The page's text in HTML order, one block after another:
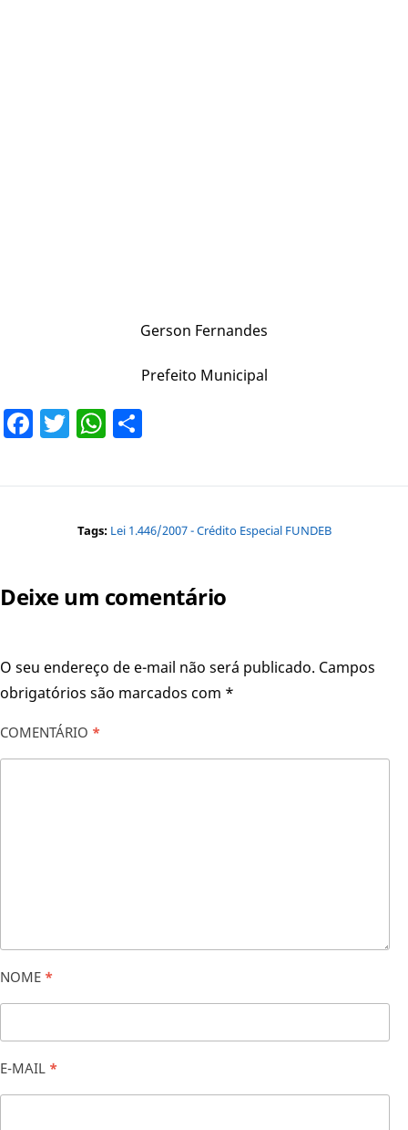
Gerson Fernandes
Prefeito Municipal
Facebook
TwitterWhatsApp
Tags: Lei 1.446/2007 - Crédito Especial FUNDEB
Deixe um comentário
O seu endereço de e-mail não será publicado. Campos
obrigatórios são marcados com *
COMENTÁRIO *
NOME *
E-MAIL *